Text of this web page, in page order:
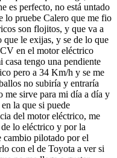
es perfecto, no está untado
lo pruebe Calero que me fio
son flojitos, y que va a
que le exijas, y se de lo que
en el motor eléctrico
casa tengo una pendiente
pero a 34 Km/h y se me
no subiría y entraría
me sirve para mi día a día y
la que si puede
del motor eléctrico, me
lo eléctrico y por la
cambio pilotado por el
con el de Toyota a ver si